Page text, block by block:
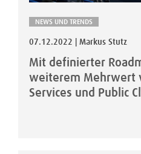
NEWS UND TRENDS
07.12.2022 | Markus Stutz
Mit definierter
weiterem Mehrwert
Services und Public